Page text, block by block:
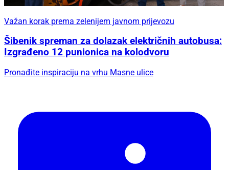
Važan korak prema zelenijem javnom prijevozu
Šibenik spreman za dolazak električnih autobusa:
Izgrađeno 12 punionica na kolodvoru
Pronađite inspiraciju na vrhu Masne ulice